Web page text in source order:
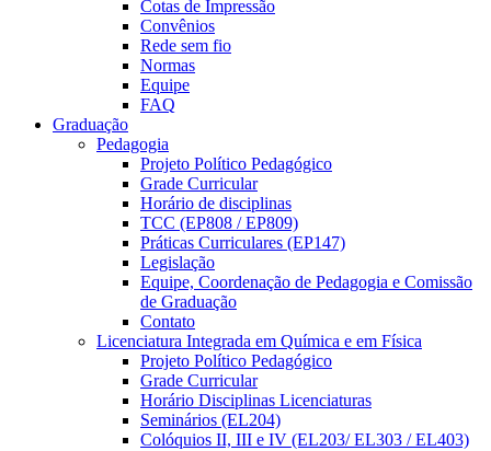
Cotas de Impressão
Convênios
Rede sem fio
Normas
Equipe
FAQ
Graduação
Pedagogia
Projeto Político Pedagógico
Grade Curricular
Horário de disciplinas
TCC (EP808 / EP809)
Práticas Curriculares (EP147)
Legislação
Equipe, Coordenação de Pedagogia e Comissão
de Graduação
Contato
Licenciatura Integrada em Química e em Física
Projeto Político Pedagógico
Grade Curricular
Horário Disciplinas Licenciaturas
Seminários (EL204)
Colóquios II, III e IV (EL203/ EL303 / EL403)